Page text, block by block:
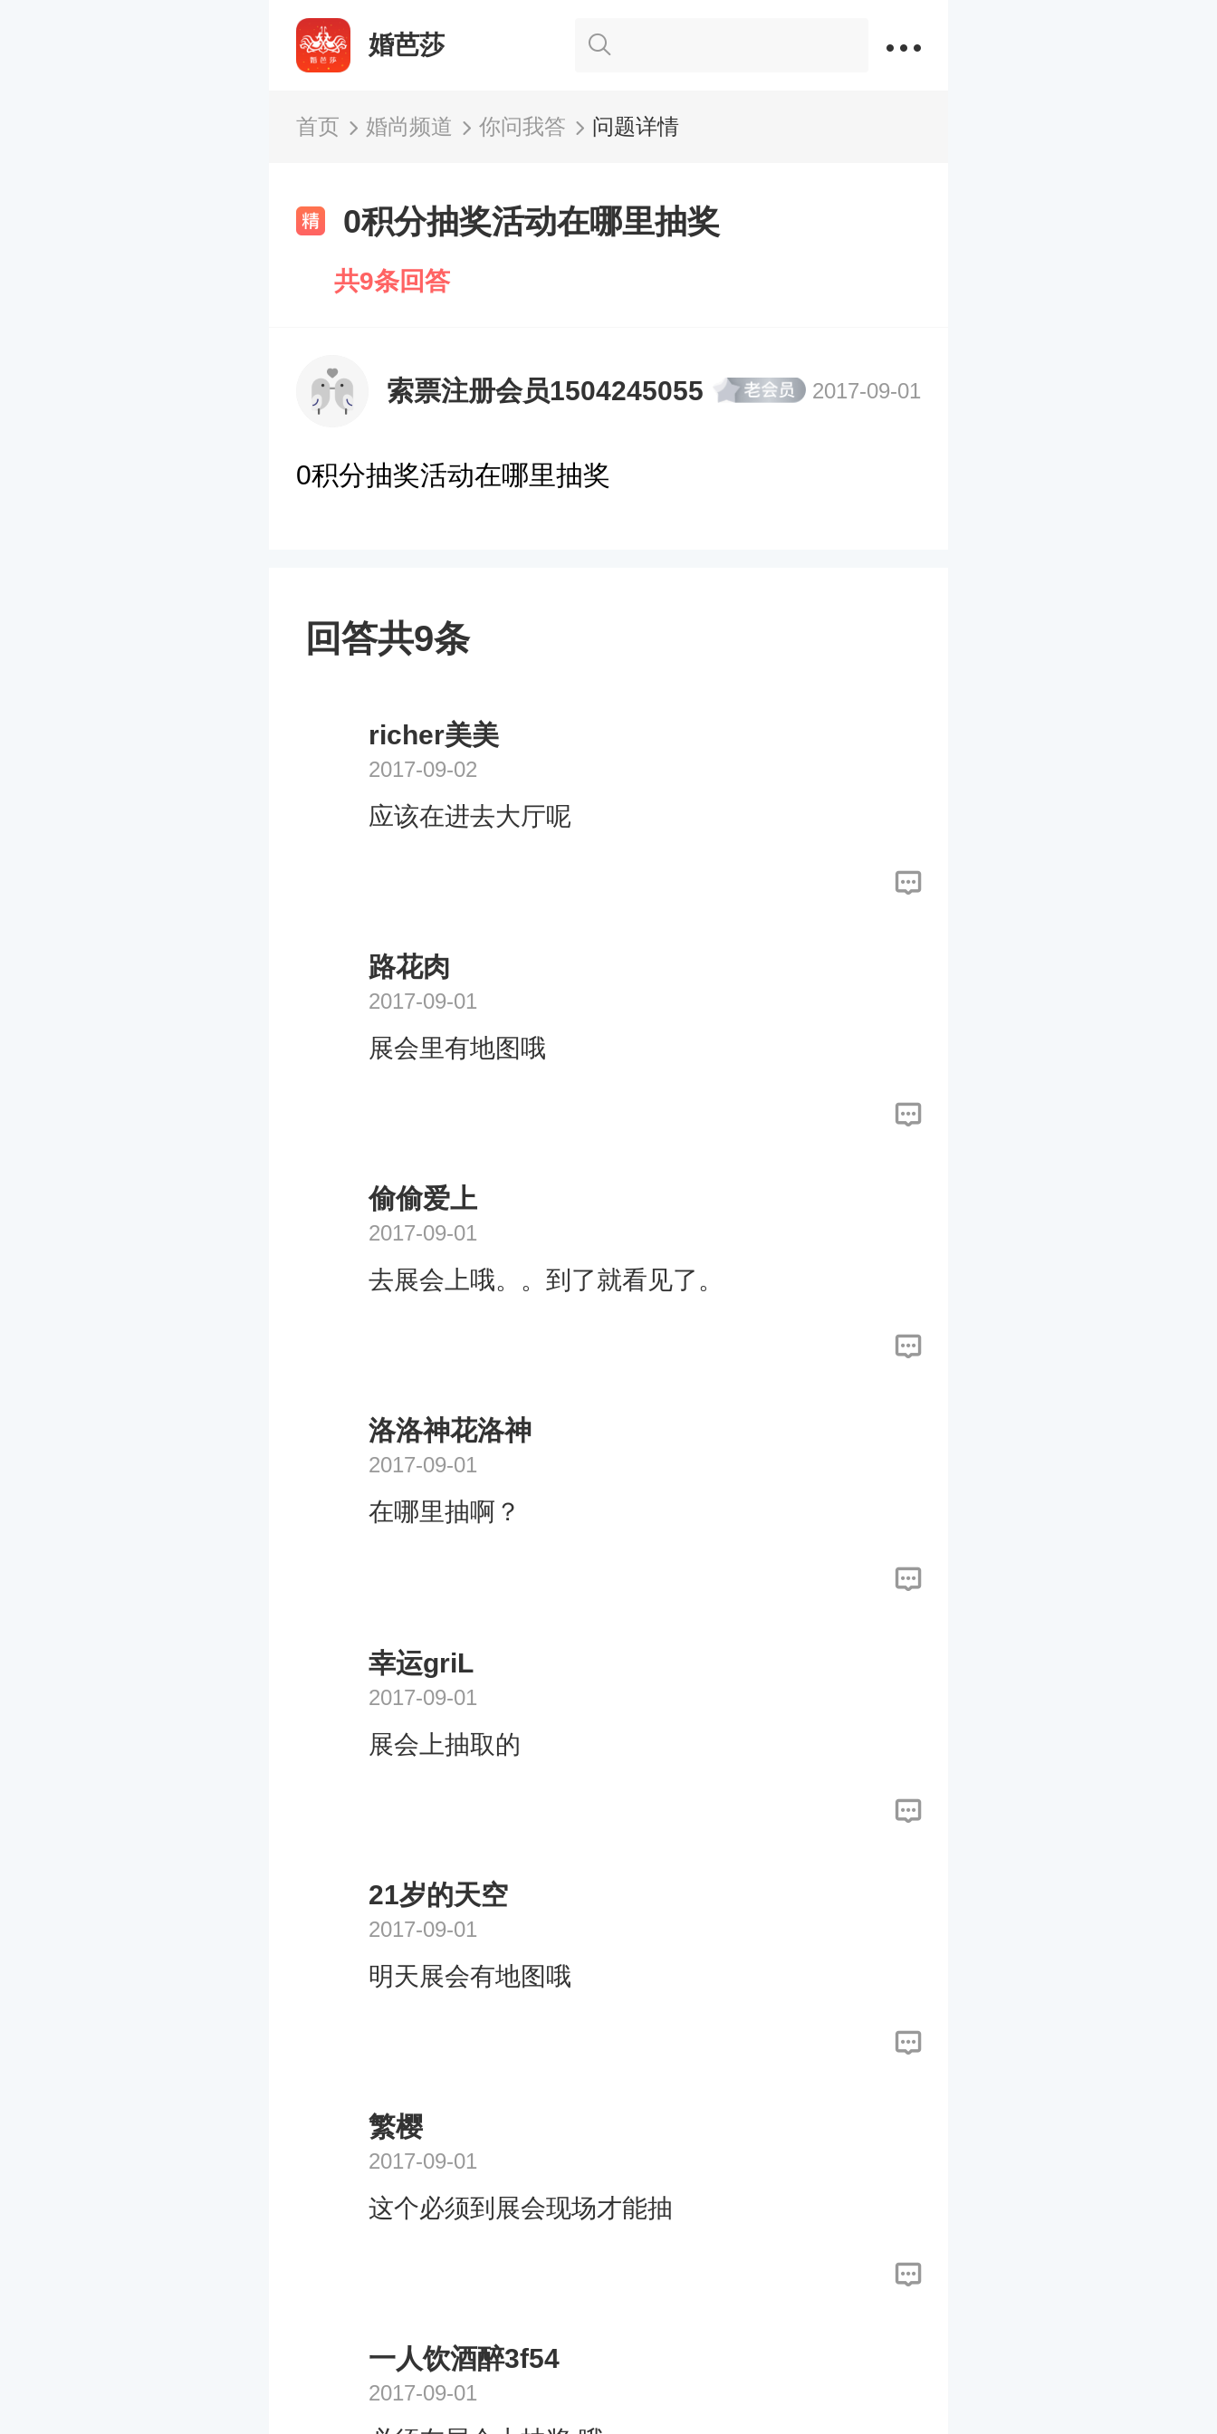
婚芭莎
首页 婚尚频道 你问我答 问题详情
0积分抽奖活动在哪里抽奖
共9条回答
索票注册会员1504245055 2017-09-01
0积分抽奖活动在哪里抽奖
回答共9条
richer美美
2017-09-02
应该在进去大厅呢
路花肉
2017-09-01
展会里有地图哦
偷偷爱上
2017-09-01
去展会上哦。。到了就看见了。
洛洛神花洛神
2017-09-01
在哪里抽啊？
幸运griL
2017-09-01
展会上抽取的
21岁的天空
2017-09-01
明天展会有地图哦
繁樱
2017-09-01
这个必须到展会现场才能抽
一人饮酒醉3f54
2017-09-01